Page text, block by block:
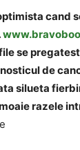
cand
se
de
silueta
razele